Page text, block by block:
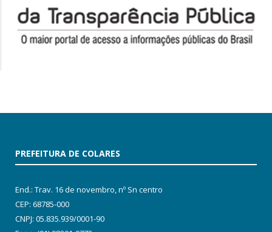
PREFEITURA DE COLARES
End.: Trav. 16 de novembro, nº Sn centro
CEP: 68785-000
CNPJ: 05.835.939/0001-90